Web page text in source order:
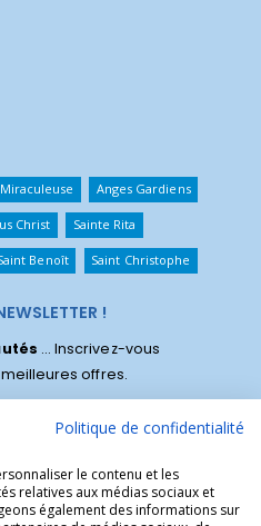
Anges Gardiens
Christ Sainte Rita
Benoît Saint Christophe
!
... Inscrivez-vous
offres.
Politique de confidentialité
le contenu et les
relatives aux médias sociaux et
également des informations sur